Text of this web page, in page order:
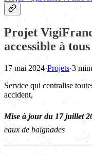
Projet
accessible à tous
17 mai 2024·Projets·3
Service qui centralise
accident,
Mise à jour du 17 juillet
eaux de baignades